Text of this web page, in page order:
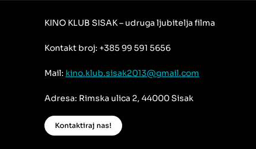
KINO KLUB SISAK – udruga ljubitelja filma
Kontakt broj: +385 99 591 5656
Mail: kino.klub.sisak2013@gmail.com
Adresa: Rimska ulica 2, 44000 Sisak
Kontaktiraj nas!